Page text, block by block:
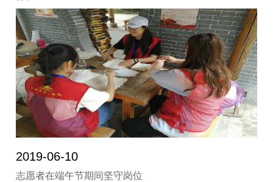
2019-06-10
志愿者在端午节期间坚守岗位